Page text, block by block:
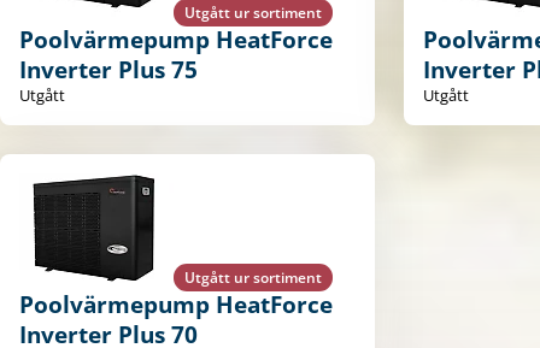
Utgått ur sortiment
Poolvärmepump HeatForce
Inverter Plus 75
Utgått
Inverter
Utgått
Utgått ur sortiment
Poolvärmepump HeatForce
Inverter Plus 70